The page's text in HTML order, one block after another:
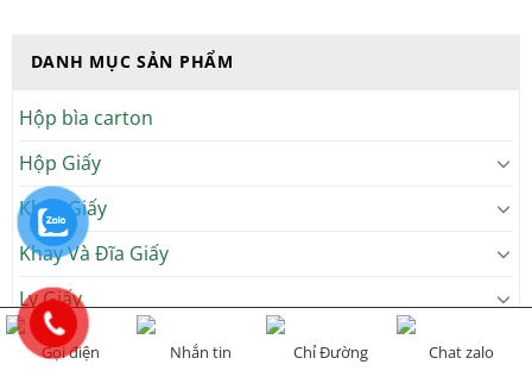
DANH MỤC SẢN PHẨM
Hộp bìa carton
Hộp Giấy
Khay Giấy
Khay Và Đĩa Giấy
Ly Giấy
Sản phẩm khác
Gọi điện Nhắn tin Chỉ Đường Chat zalo